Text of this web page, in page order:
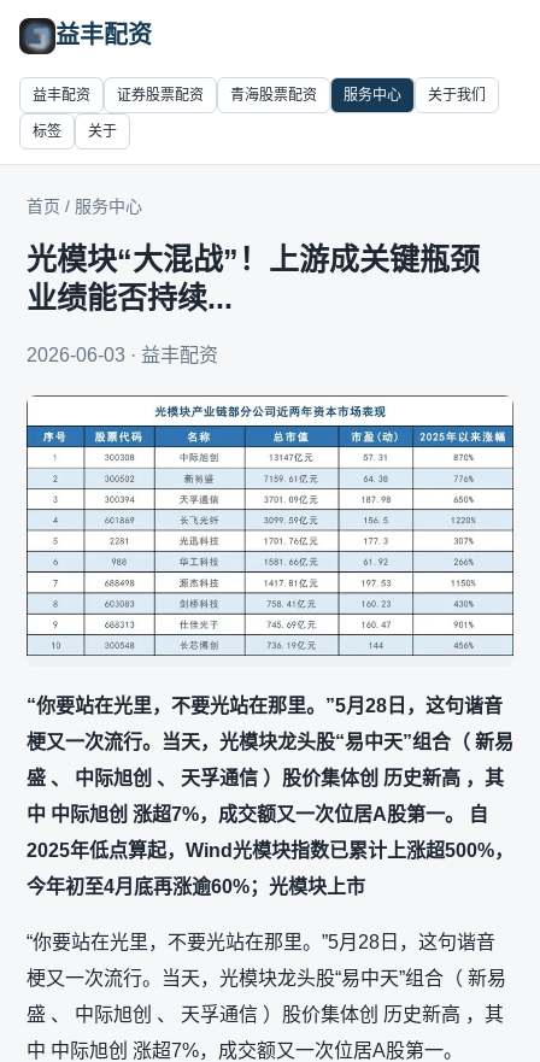
益丰配资
益丰配资 证券股票配资 青海股票配资 服务中心 关于我们
标签 关于
首页 / 服务中心
光模块“大混战”！上游成关键瓶颈
业绩能否持续...
2026-06-03 · 益丰配资
“你要站在光里，不要光站在那里。”5月28日，这句谐音
梗又一次流行。当天，光模块龙头股“易中天”组合（ 新易
盛 、 中际旭创 、 天孚通信 ）股价集体创 历史新高 ，其
中 中际旭创 涨超7%，成交额又一次位居A股第一。 自
2025年低点算起，Wind光模块指数已累计上涨超500%，
今年初至4月底再涨逾60%；光模块上市
“你要站在光里，不要光站在那里。”5月28日，这句谐音
梗又一次流行。当天，光模块龙头股“易中天”组合（ 新易
盛 、 中际旭创 、 天孚通信 ）股价集体创 历史新高 ，其
中 中际旭创 涨超7%，成交额又一次位居A股第一。